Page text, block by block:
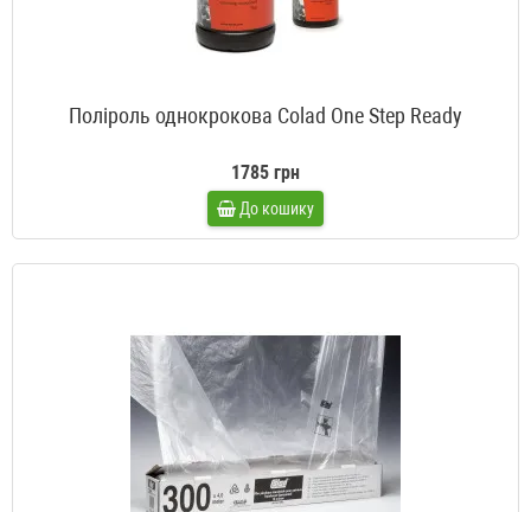
Поліроль однокрокова Colad One Step Ready
1785 грн
До кошику